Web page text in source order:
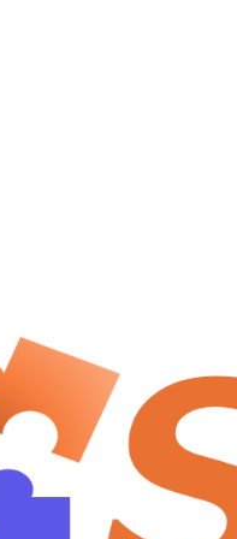
入门: 47/83
简单: 19/230